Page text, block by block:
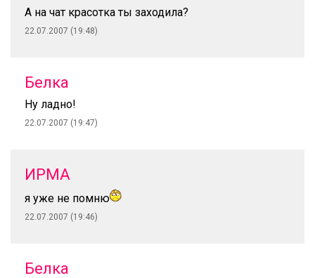
А на чат красотка ты заходила?
22.07.2007 (19:48)
Белка
Ну ладно!
22.07.2007 (19:47)
ИРМА
я уже не помню
22.07.2007 (19:46)
Белка